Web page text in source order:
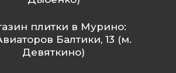
плитки в Мурино:
Балтики, 13 (м.
Девяткино)